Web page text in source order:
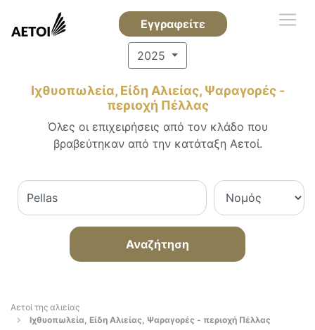
Εγγραφείτε
2025
Ιχθυοπωλεία, Είδη Αλιείας, Ψαραγορές -
περιοχή Πέλλας
Όλες οι επιχειρήσεις από τον κλάδο που
βραβεύτηκαν από την κατάταξη Αετοί.
Αναζήτηση
Αετοί της αλιείας
Ιχθυοπωλεία, Είδη Αλιείας, Ψαραγορές - περιοχή Πέλλας